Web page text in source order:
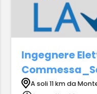
Ingegnere
A soli 11 km da